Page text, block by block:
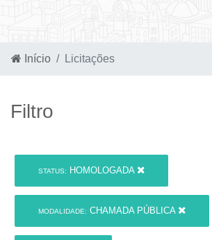
Início Licitações
Filtro
STATUS: HOMOLOGADA
MODALIDADE: CHAMADA PÚBLICA